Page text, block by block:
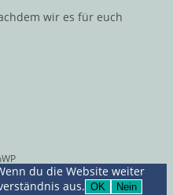
wir es für euch
du die Website weiter
aus. OK Nein